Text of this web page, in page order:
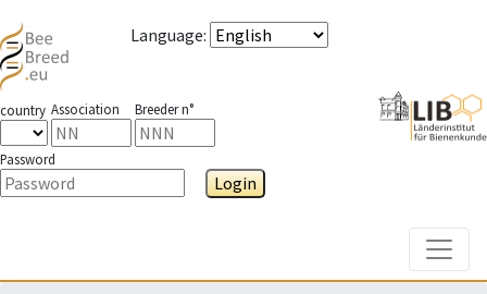
Language:
country Association Breeder n°
Password
Login